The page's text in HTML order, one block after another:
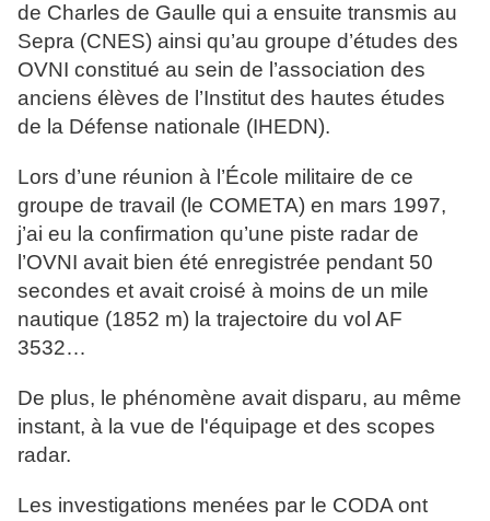
de Charles de Gaulle qui a ensuite transmis au
Sepra (CNES) ainsi qu’au groupe d’études des
OVNI constitué au sein de l’association des
anciens élèves de l’Institut des hautes études
de la Défense nationale (IHEDN).
Lors d’une réunion à l’École militaire de ce
groupe de travail (le COMETA) en mars 1997,
j’ai eu la confirmation qu’une piste radar de
l’OVNI avait bien été enregistrée pendant 50
secondes et avait croisé à moins de un mile
nautique (1852 m) la trajectoire du vol AF
3532…
De plus, le phénomène avait disparu, au même
instant, à la vue de l'équipage et des scopes
radar.
Les investigations menées par le CODA ont